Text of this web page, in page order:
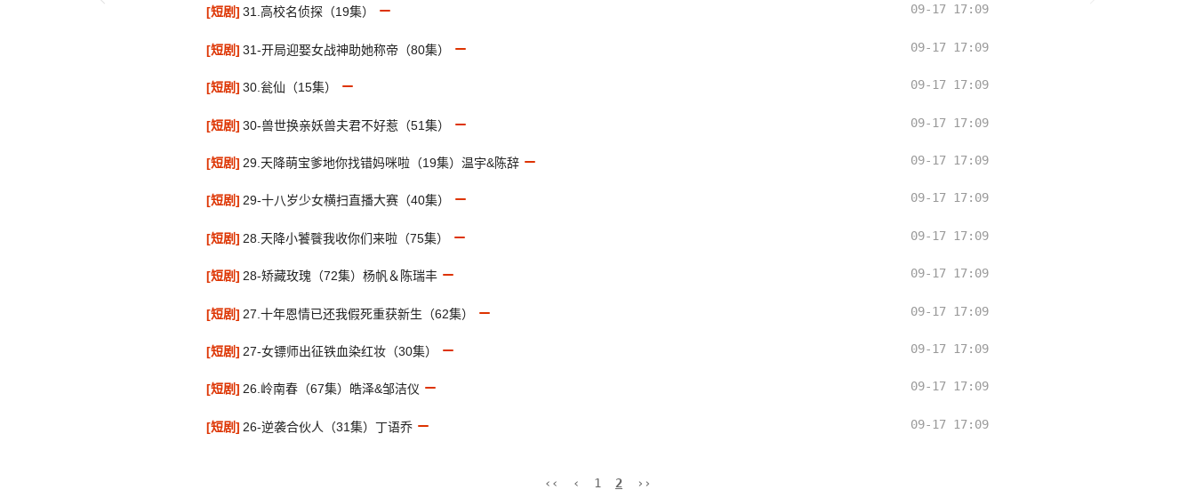
[短剧] 31.高校名侦探（19集） 09-17 17:09
[短剧] 31-开局迎娶女战神助她称帝（80集） 09-17 17:09
[短剧] 30.瓮仙（15集） 09-17 17:09
[短剧] 30-兽世换亲妖兽夫君不好惹（51集） 09-17 17:09
[短剧] 29.天降萌宝爹地你找错妈咪啦（19集）温宇&陈辞 09-17 17:09
[短剧] 29-十八岁少女横扫直播大赛（40集） 09-17 17:09
[短剧] 28.天降小饕餮我收你们来啦（75集） 09-17 17:09
[短剧] 28-矫藏玫瑰（72集）杨帆＆陈瑞丰 09-17 17:09
[短剧] 27.十年恩情已还我假死重获新生（62集） 09-17 17:09
[短剧] 27-女镖师出征铁血染红妆（30集） 09-17 17:09
[短剧] 26.岭南春（67集）皓泽&邹洁仪 09-17 17:09
[短剧] 26-逆袭合伙人（31集）丁语乔 09-17 17:09
‹‹ ‹ 1 2 ››